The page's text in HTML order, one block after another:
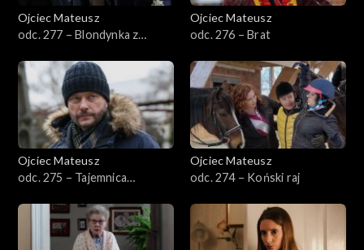
Sezon 32
Sezon 31
Sezon 30
Sezon 29
Sezon 27
Ojciec Mateusz
odc. 277 – Blondynka z
Ojciec Mateusz
odc. 276 – Brat
Ojciec Mateusz
odc. 275 – Tajemnica
Ojciec Mateusz
odc. 274 – Koński raj